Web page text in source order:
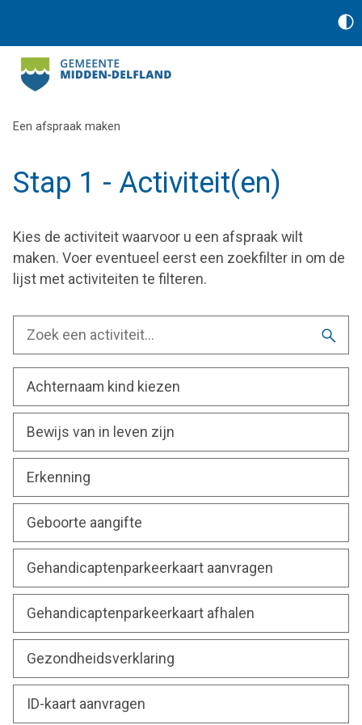
Een afspraak maken
Stap 1 - Activiteit(en)
Kies de activiteit waarvoor u een afspraak wilt
maken. Voer eventueel eerst een zoekfilter in om de
lijst met activiteiten te filteren.
Achternaam kind kiezen
Bewijs van in leven zijn
Erkenning
Geboorte aangifte
Gehandicaptenparkeerkaart aanvragen
Gehandicaptenparkeerkaart afhalen
Gezondheidsverklaring
ID-kaart aanvragen